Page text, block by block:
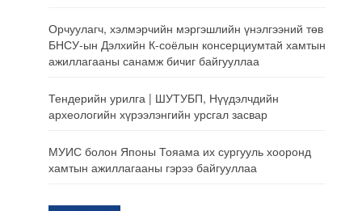
Орчуулагч, хэлмэрчийн мэргэшлийн үнэлгээний төв
БНСУ-ын Дэлхийн К-соёлын консерциумтай хамтын
ажиллагааны санамж бичиг байгууллаа
Тендерийн урилга | ШУТУБП, Нүүдэлчдийн
археологийн хүрээлэнгийн урсгал засвар
МУИС болон Японы Тояама их сургууль хооронд
хамтын ажиллагааны гэрээ байгууллаа